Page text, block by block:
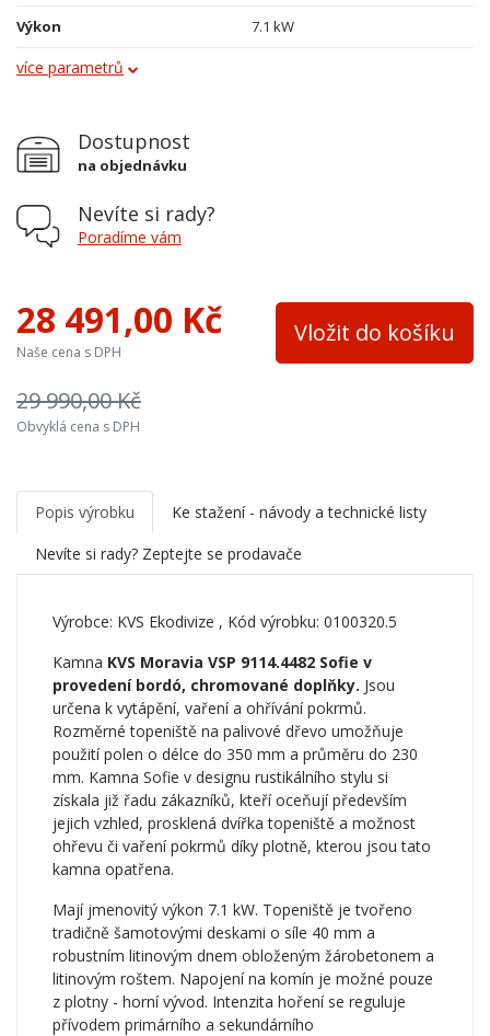
Výkon 7.1 kW
Obklad
Vývod kouřovodu
Varná plotna
Materiál
Šířka topeniště 380 mm
Přívod ext. vzduchu
Možnost výměníku
Výška osy kouřovodu nemá mm
více parametrů
Dostupnost
na objednávku
Nevíte si rady?
Poradíme vám
28 491,00 Kč
Naše cena s DPH
Vložit do košíku
29 990,00 Kč
Obvyklá cena s DPH
Popis výrobku
Ke stažení - návody a technické listy
Nevíte si rady? Zeptejte se prodavače
Výrobce: KVS Ekodivize , Kód výrobku: 0100320.5
Kamna KVS Moravia VSP 9114.4482 Sofie v
provedení bordó, chromované doplňky. Jsou
určena k vytápění, vaření a ohřívání pokrmů.
Rozměrné topeniště na palivové dřevo umožňuje
použití polen o délce do 350 mm a průměru do 230
mm. Kamna Sofie v designu rustikálního stylu si
získala již řadu zákazníků, kteří oceňují především
jejich vzhled, prosklená dvířka topeniště a možnost
ohřevu či vaření pokrmů díky plotně, kterou jsou tato
kamna opatřena.
Mají jmenovitý výkon 7.1 kW. Topeniště je tvořeno
tradičně šamotovými deskami o síle 40 mm a
robustním litinovým dnem obloženým žárobetonem a
litinovým roštem. Napojení na komín je možné pouze
z plotny - horní vývod. Intenzita hoření se reguluje
přívodem primárního a sekundárního